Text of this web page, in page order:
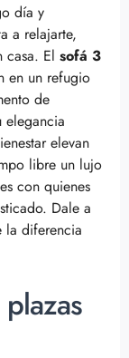
día y
a relajarte,
casa. El sofá 3
en un refugio
de
elegancia
elevan
libre un lujo
con quienes
Dale a
la diferencia